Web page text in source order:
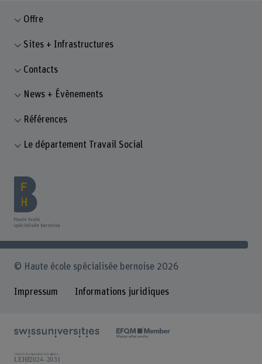
Offre
Sites + Infrastructures
Contacts
News + Évènements
Références
Le département Travail Social
© Haute école spécialisée bernoise 2026
Impressum Informations juridiques